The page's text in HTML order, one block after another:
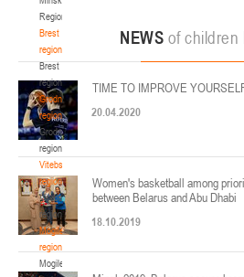
Region
Brest
region
Brest
region
Grodno
region
Grodno
region
Vitebsk
region
Vitebsk
region
Mogilev
region
Mogilev
ул. Ленинградская, 4
Финал четырех – юноши 2014-2015 гг.р.,
Минск, ул. Стадионная, 3
U-12, девушки
V тур – девушки 2014-2015 гг.р., Дивизион 1,
ул. Б.Хмельницкого, 118а
NEWS of children
TIME TO IMPROVE
20.04.2020
Women's basketball among
between Belarus and Abu Dhabi
18.10.2019